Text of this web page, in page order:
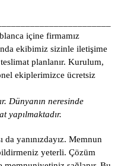
içine firmamız
ekibimiz sizinle iletişime
planlanır. Kurulum,
ekiplerimizce ücretsiz
Dünyanın neresinde
yapılmaktadır.
da yanınızdayız. Memnun
yeterli. Çözüm